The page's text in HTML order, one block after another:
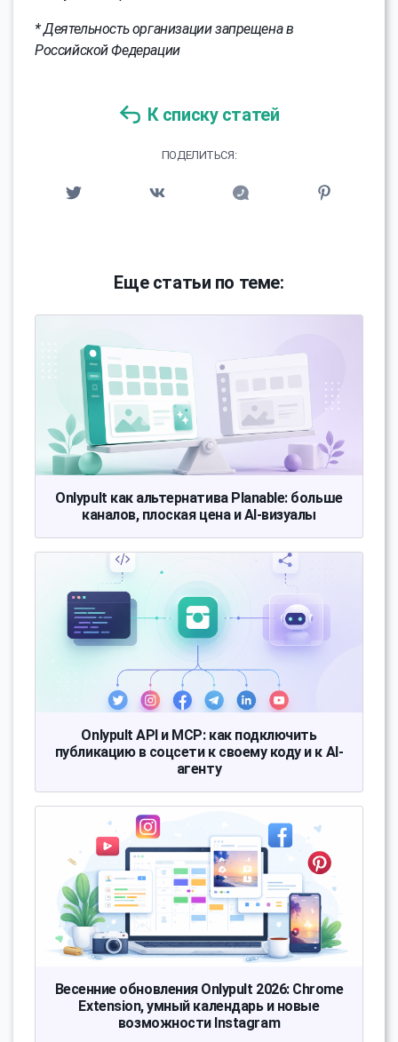
* Деятельность организации запрещена в
Российской Федерации
К списку статей
ПОДЕЛИТЬСЯ:
Еще статьи по теме:
Onlypult как альтернатива Planable: больше
каналов, плоская цена и AI-визуалы
Onlypult API и MCP: как подключить
публикацию в соцсети к своему коду и к AI-
агенту
Весенние обновления Onlypult 2026: Chrome
Extension, умный календарь и новые
возможности Instagram